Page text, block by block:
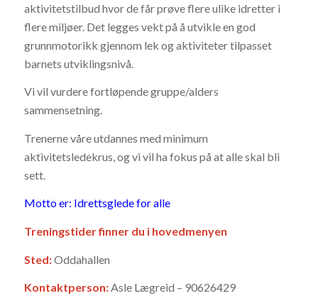
aktivitetstilbud hvor de får prøve flere ulike idretter i
flere miljøer. Det legges vekt på å utvikle en god
grunnmotorikk gjennom lek og aktiviteter tilpasset
barnets utviklingsnivå.
Vi vil vurdere fortløpende gruppe/alders
sammensetning.
Trenerne våre utdannes med minimum
aktivitetsledekrus, og vi vil ha fokus på at alle skal bli
sett.
Motto er: Idrettsglede for alle
Treningstider finner du i hovedmenyen
Sted:Oddahallen
Kontaktperson:Asle Lægreid – 90626429